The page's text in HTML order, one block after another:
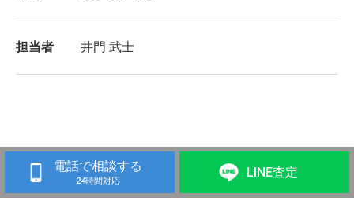
担当者 井門 武士
電話で相談する
24時間対応
LINE査定